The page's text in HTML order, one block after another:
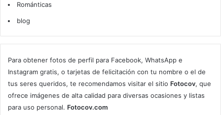
Románticas
blog
Para obtener fotos de perfil para Facebook, WhatsApp e
Instagram gratis, o tarjetas de felicitación con tu nombre o el de
tus seres queridos, te recomendamos visitar el sitio Fotocov, que
ofrece imágenes de alta calidad para diversas ocasiones y listas
para uso personal. Fotocov.com